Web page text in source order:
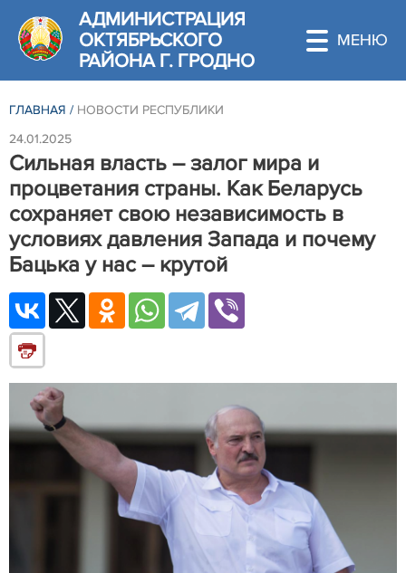
АДМИНИСТРАЦИЯ
ОКТЯБРЬСКОГО
РАЙОНА Г. ГРОДНО
ГЛАВНАЯ / НОВОСТИ РЕСПУБЛИКИ
24.01.2025
Сильная власть – залог мира и
процветания страны. Как Беларусь
сохраняет свою независимость в
условиях давления Запада и почему
Бацька у нас – крутой